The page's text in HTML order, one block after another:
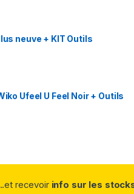
neuve + KIT Outils
Ufeel U Feel Noir + Outils
recevoir info sur les